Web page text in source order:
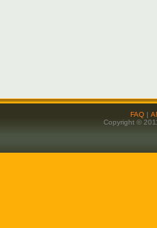
FAQ |
Copyright ©